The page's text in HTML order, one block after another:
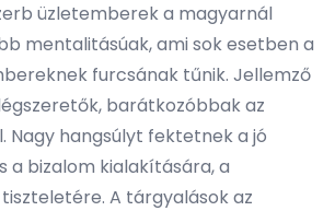
üzletemberek a magyarnál
mentalitásúak, ami sok esetben a
furcsának tűnik. Jellemző
barátkozóbbak az
Nagy hangsúlyt fektetnek a jó
a bizalom kialakítására, a
A tárgyalások az